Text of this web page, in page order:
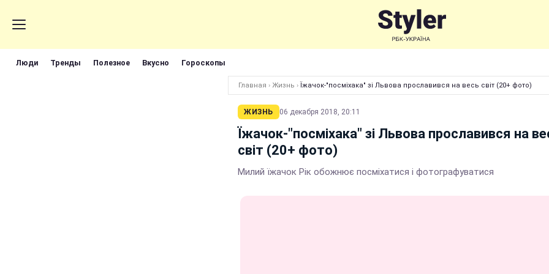
Люди Тренды Полезное Вкусно Гороскопы
Главная › Жизнь › Їжачок-"посміхака" зі Львова прославився на весь світ (20+ фото)
ЖИЗНЬ 06 декабря 2018, 20:11
Їжачок-"посміхака" зі Львова прославився на
світ (20+ фото)
Милий їжачок Рік обожнює посміхатися і фотографуватися